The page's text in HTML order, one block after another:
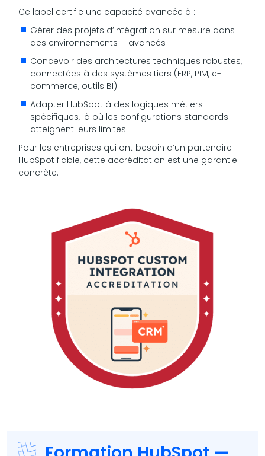
Ce label certifie une capacité avancée à :
Gérer des projets d’intégration sur mesure dans
des environnements IT avancés
Concevoir des architectures techniques robustes,
connectées à des systèmes tiers (ERP, PIM, e-
commerce, outils BI)
Adapter HubSpot à des logiques métiers
spécifiques, là où les configurations standards
atteignent leurs limites
Pour les entreprises qui ont besoin d’un partenaire
HubSpot fiable, cette accréditation est une garantie
concrète.